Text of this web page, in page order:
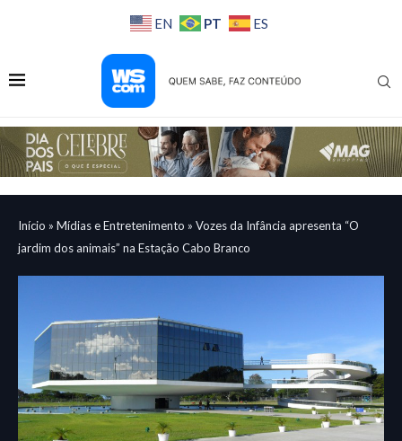
EN PT ES
Início » Mídias e Entretenimento » Vozes da Infância apresenta “O
jardim dos animais” na Estação Cabo Branco